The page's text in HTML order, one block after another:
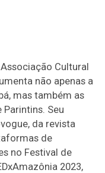
Cultural
não apenas a
mas também as
Seu
da revista
de
no Festival de
2023,